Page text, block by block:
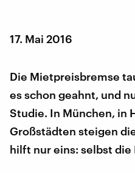
17. Mai 2016
Die Mietpreisbremse
es schon geahnt, und
Studie. In München, in
Großstädten steigen
hilft nur eins: selbst die